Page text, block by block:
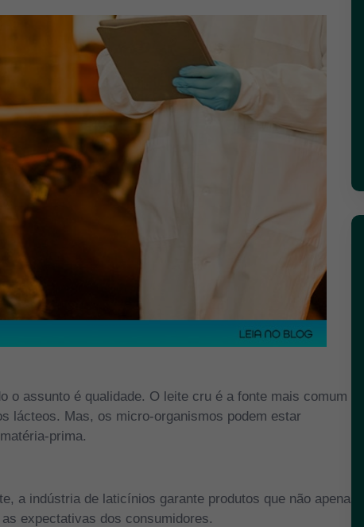
o assunto é qualidade. O leite cru é a fonte mais comum
lácteos. Mas, os micro-organismos podem estar
prima.
a indústria de laticínios garante produtos que não apenas
expectativas dos consumidores.